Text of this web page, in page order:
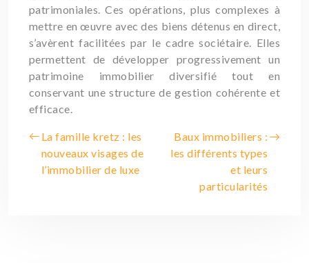
patrimoniales. Ces opérations, plus complexes à
mettre en œuvre avec des biens détenus en direct,
s’avèrent facilitées par le cadre sociétaire. Elles
permettent de développer progressivement un
patrimoine immobilier diversifié tout en
conservant une structure de gestion cohérente et
efficace.
La famille kretz : les
nouveaux visages de
l’immobilier de luxe
Baux immobiliers :
les différents types
et leurs
particularités